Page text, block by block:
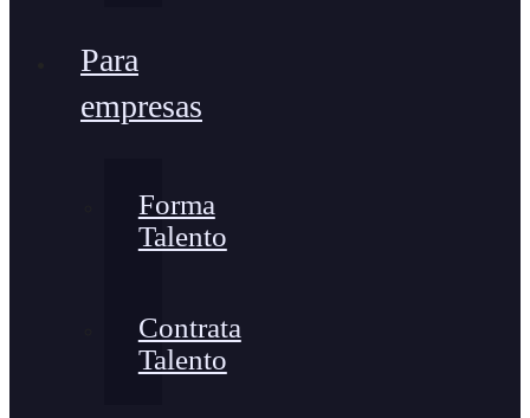
Para
empresas
Forma
Talento
Contrata
Talento